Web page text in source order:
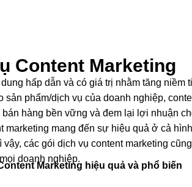
Content Marketing
hấp dẫn và có giá trị nhằm tăng niềm
sản phẩm/dịch vụ của doanh nghiệp,
hàng bền vững và đem lại lợi nhuận
marketing mang đến sự hiệu quả ở cả hình
các gói dịch vụ content marketing
doanh nghiệp.
Marketing hiệu quả và phổ biến